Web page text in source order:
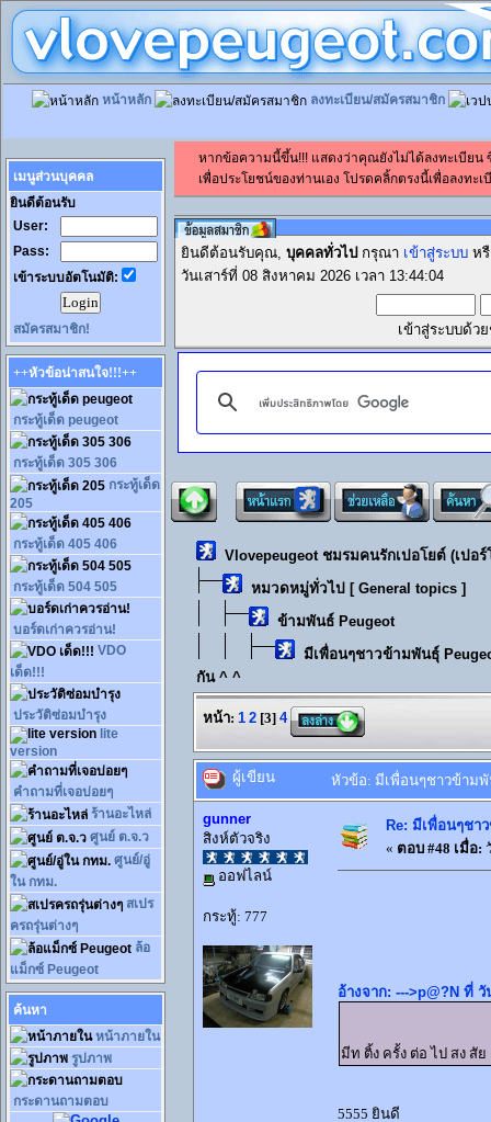
หน้าหลัก ลงทะเบียน/สมัครสมาชิก
เมนูส่วนบุคคล
ยินดีต้อนรับ
User:
Pass:
เข้าระบบอัตโนมัติ:
สมัครสมาชิก!
++หัวข้อน่าสนใจ!!!++
กระทู้เด็ด peugeot
กระทู้เด็ด 305 306
กระทู้เด็ด
205
กระทู้เด็ด 405 406
กระทู้เด็ด 504 505
บอร์ดเก่าควรอ่าน!
VDO
เด็ด!!!
ประวัติซ่อมบำรุง
lite
version
คำถามที่เจอบ่อยๆ
ร้านอะไหล่
ศูนย์ ต.จ.ว
ศูนย์/อู่
ใน กทม.
สเปร
ครถรุ่นต่างๆ
ล้อ
แม็กซ์ Peugeot
ค้นหา
หน้าภายใน
รูปภาพ
กระดานถามตอบ
หากข้อความนี้ขึ้น!!! แสดงว่าคุณยังไม่ได้ลงทะเบียน
เพื่อประโยชน์ของท่านเอง โปรดคลิ้กตรงนี้เพื่อลงทะเ
ยินดีต้อนรับคุณ, บุคคลทั่วไป กรุณา เข้าสู่ระบบ ห
วันเสาร์ที่ 08 สิงหาคม 2026 เวลา 13:44:04
เข้าสู่ระบบด้ว
Vlovepeugeot ชมรมคนรักเปอโยต์ (เปอ
หมวดหมู่ทั่วไป [ General topics ]
ข้ามพันธ์ Peugeot
มีเพื่อนๆชาวข้ามพันธุ์
กัน ^ ^
หน้า: 1 2 [3] 4
ผู้เขียน หัวข้อ: มีเพื่อนๆชาวข้ามพั
gunner
สิงห์ตัวจริง
ออฟไลน์
กระทู้: 777
Re: มีเพื่อนๆชา
« ตอบ #48 เมื่อ:
อ้างจาก: --->p@?N ที่
มีท ติ้ง ครั้ง ต่อ ไป สง สั
5555 ยินดี